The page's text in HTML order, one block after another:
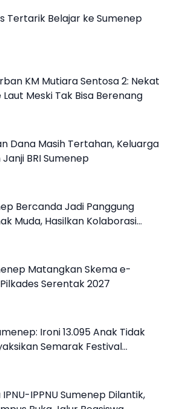
Tertarik Belajar ke Sumenep
KM Mutiara Sentosa 2: Nekat
Meski Tak Bisa Berenang
Dana Masih Tertahan, Keluarga
BRI Sumenep
Bercanda Jadi Panggung
Muda, Hasilkan Kolaborasi
Matangkan Skema e-
Serentak 2027
Ironi 13.095 Anak Tidak
Semarak Festival
2026
IPPNU Sumenep Dilantik,